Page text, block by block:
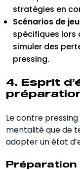
stratégies en
Scénarios de jeu
spécifiques lors
simuler des
pressing.
4. Esprit
Le contre
mentalité que de
adopter un état